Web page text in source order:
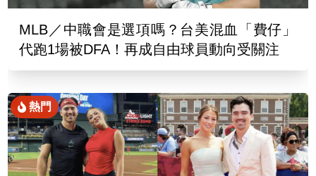
MLB／中職會是選項嗎？台美混血「費仔」
代跑1場被DFA！再成自由球員動向受關注
熱門